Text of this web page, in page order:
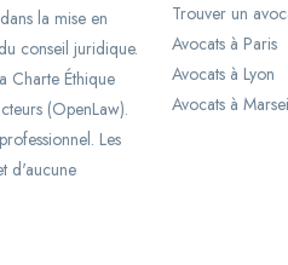
la mise en
conseil juridique.
Charte Éthique
(OpenLaw).
Les
d'aucune
Trouver un
Avocats à Paris
Avocats à Lyon
Avocats à